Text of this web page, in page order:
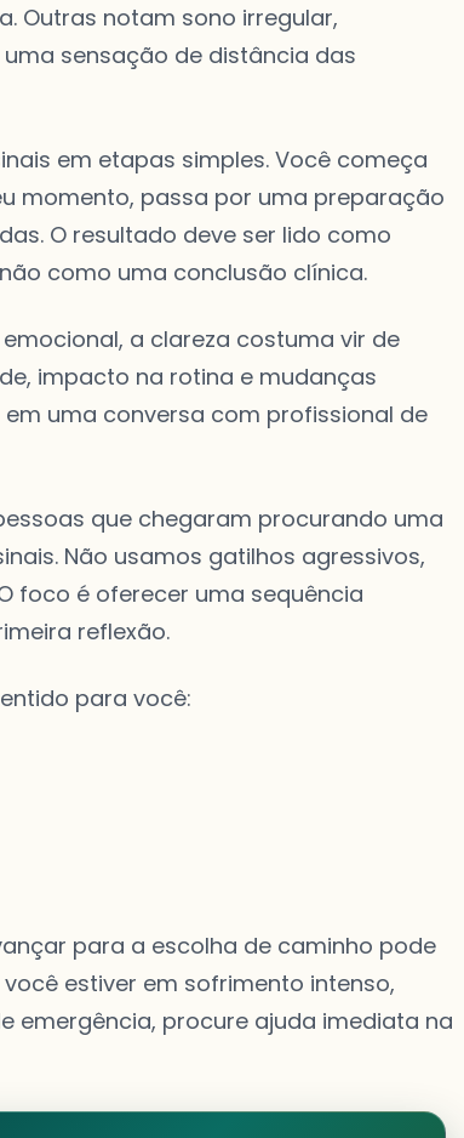
Outras notam sono irregular,
sensação de distância das
em etapas simples. Você começa
momento, passa por uma preparação
O resultado deve ser lido como
como uma conclusão clínica.
a clareza costuma vir de
impacto na rotina e mudanças
uma conversa com profissional de
que chegaram procurando uma
Não usamos gatilhos agressivos,
foco é oferecer uma sequência
reflexão.
para você:
para a escolha de caminho pode
estiver em sofrimento intenso,
emergência, procure ajuda imediata na